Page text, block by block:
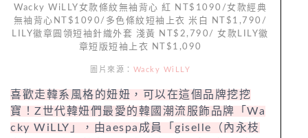
Wacky WiLLY女款條紋無袖背心 紅 NT$1090/女款經典
無袖背心NT$1090/多色條紋短袖上衣 米白 NT$1,790/
LILY徽章圓領短袖針織外套 淺黃 NT$2,790/ 女款LILY徽
章短版短袖上衣 NT$1,090
圖片來源： Wacky WiLLY
喜歡走韓系風格的妞妞，可以在這個品牌挖挖
寶！Z世代韓妞們最愛的韓國潮流服飾品牌「Wa
cky WiLLY」，由aespa成員「giselle（內永枝